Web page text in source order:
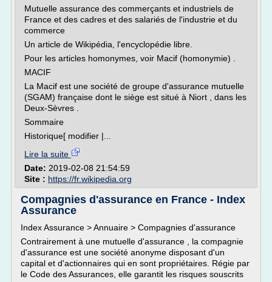
Mutuelle assurance des commerçants et industriels de
France et des cadres et des salariés de l'industrie et du
commerce
Un article de Wikipédia, l'encyclopédie libre.
Pour les articles homonymes, voir Macif (homonymie) .
MACIF
La Macif est une société de groupe d'assurance mutuelle
(SGAM) française dont le siège est situé à Niort , dans les
Deux-Sèvres .
Sommaire
Historique[ modifier |...
Lire la suite
Date: 2019-02-08 21:54:59
Site : https://fr.wikipedia.org
Compagnies d'assurance en France - Index
Assurance
Index Assurance > Annuaire > Compagnies d'assurance
Contrairement à une mutuelle d'assurance , la compagnie
d'assurance est une société anonyme disposant d'un
capital et d'actionnaires qui en sont propriétaires. Régie par
le Code des Assurances, elle garantit les risques souscrits